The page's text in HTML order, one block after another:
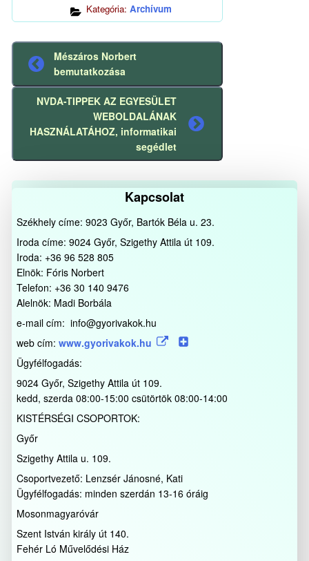
Kategória: Archívum
Előző
bejegyzés
Mészáros Norbert
bemutatkozása
Következő
NVDA-TIPPEK AZ EGYESÜLET
WEBOLDALÁNAK
HASZNÁLATÁHOZ, informatikai
segédlet
Kapcsolat
Székhely címe: 9023 Győr, Bartók Béla u. 23.
Iroda címe: 9024 Győr, Szigethy Attila út 109.
Iroda: +36 96 528 805
Elnök: Fóris Norbert
Telefon: +36 30 140 9476
Alelnök: Madi Borbála
e-mail cím: info@gyorivakok.hu
web cím: www.gyorivakok.hu
Ügyfélfogadás:
9024 Győr, Szigethy Attila út 109.
kedd, szerda 08:00-15:00 csütörtök 08:00-14:00
KISTÉRSÉGI CSOPORTOK:
Győr
Szigethy Attila u. 109.
Csoportvezető: Lenzsér Jánosné, Kati
Ügyfélfogadás: minden szerdán 13-16 óráig
Mosonmagyaróvár
Szent István király út 140.
Fehér Ló Művelődési Ház